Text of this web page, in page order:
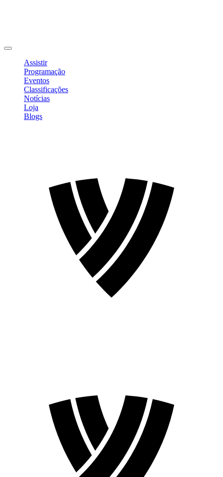
Assistir
Programação
Eventos
Classificações
Notícias
Loja
Blogs